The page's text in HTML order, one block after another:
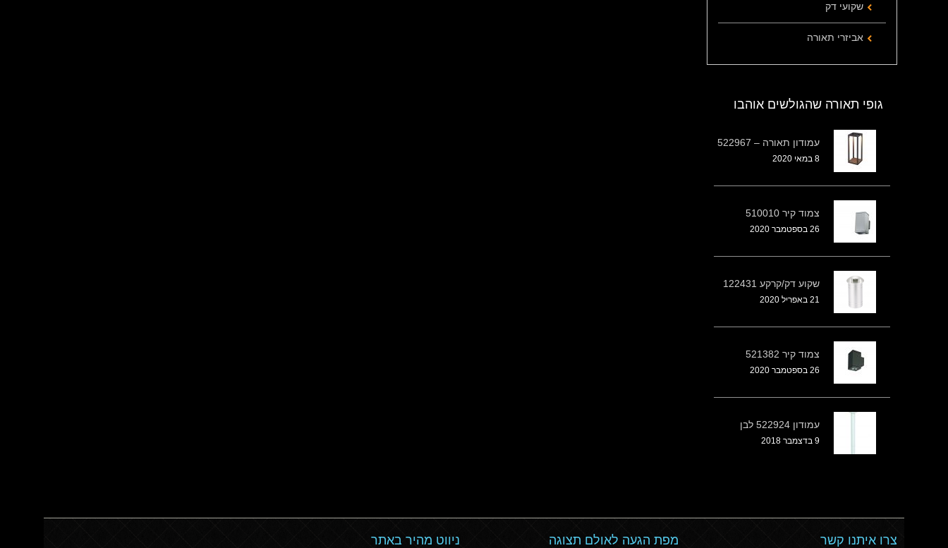
שקועי דק
אביזרי תאורה
גופי תאורה שהגולשים אוהבו
עמודון תאורה – 522967
8 במאי 2020
צמוד קיר 510010
26 בספטמבר 2020
שקוע דק/קרקע 122431
21 באפריל 2020
צמוד קיר 521382
26 בספטמבר 2020
עמודון 522924 לבן
9 בדצמבר 2018
צרו איתנו קשר מפת הגעה לאולם תצוגה ניווט מהיר באתר